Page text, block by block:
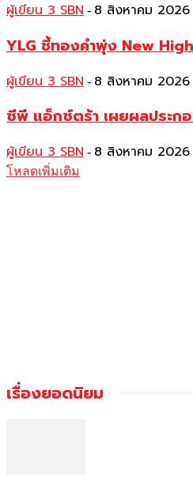
ผู้เขียน 3 SBN - 8 สิงหาคม 2026
YLG ชี้ทองคำพุ่ง New
ผู้เขียน 3 SBN - 8 สิงหาคม 2026
ซีพี แอ็กซ์ตร้า เผยผลประก
ผู้เขียน 3 SBN - 8 สิงหาคม 2026
โหลดเพิ่มเติม
เรื่องยอดนิยม